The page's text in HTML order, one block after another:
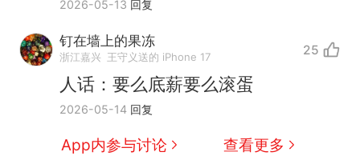
2026-05-13 回复
钉在墙上的果冻
浙江嘉兴 王守义送的 iPhone 17 25
人话：要么底薪要么滚蛋
2026-05-14 回复
App内参与讨论 查看更多
热 那个在床头放菜刀的女孩，
因老师一句“跟我回家”改写了
人生
新 制裁瓜子饺子，美国怕什
么？
费大厨“全国小炒肉大王”称